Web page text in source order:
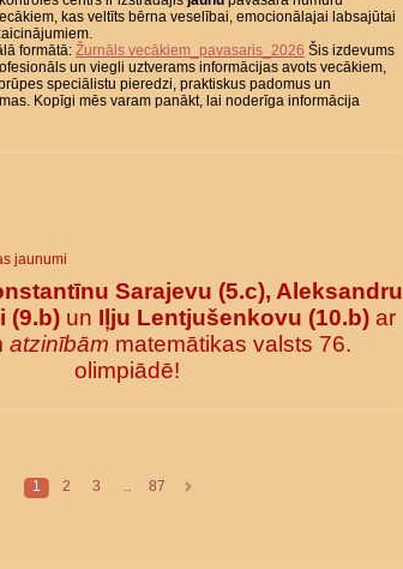
kas veltīts bērna veselībai, emocionālajai labsajūtai
formātā: Žurnāls vecākiem_pavasaris_2026 Šis izdevums
un viegli uztverams informācijas avots vecākiem,
speciālistu pieredzi, praktiskus padomus un
Kopīgi mēs varam panākt, lai noderīga informācija
jaunumi
Sarajevu (5.c), Aleksandru
(9.b)un Iļju Lentjušenkovu (10.b) ar
atzinībām matemātikas valsts 76.
olimpiādē!
1 2 3 .. 87